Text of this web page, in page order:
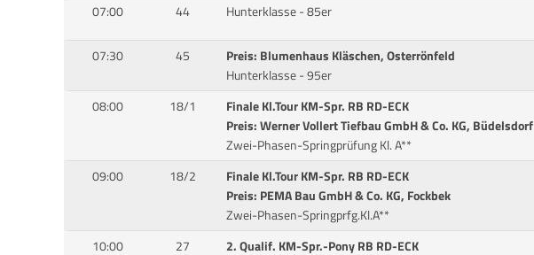
07:00 44 Hunterklasse - 85er
07:30 45
Preis: Blumenhaus Kläschen, Osterrönfeld
Hunterklasse - 95er
08:00 18/1
Finale Kl.Tour KM-Spr. RB RD-ECK
Preis: Werner Vollert Tiefbau GmbH & Co. KG, Büdelsdorf
Zwei-Phasen-Springprüfung Kl. A**
09:00 18/2
Finale Kl.Tour KM-Spr. RB RD-ECK
Preis: PEMA Bau GmbH & Co. KG, Fockbek
Zwei-Phasen-Springprfg.Kl.A**
10:00 27
2. Qualif. KM-Spr.-Pony RB RD-ECK